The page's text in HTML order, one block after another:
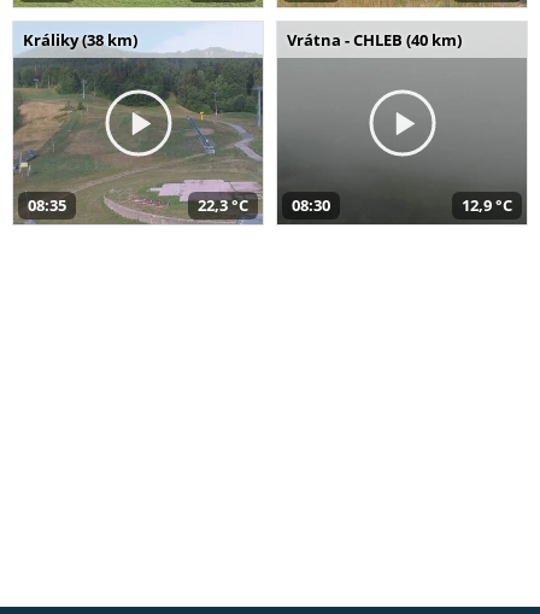
Králiky (38 km)
08:35 22,3 °C
Vrátna - CHLEB (40 km)
08:30 12,9 °C